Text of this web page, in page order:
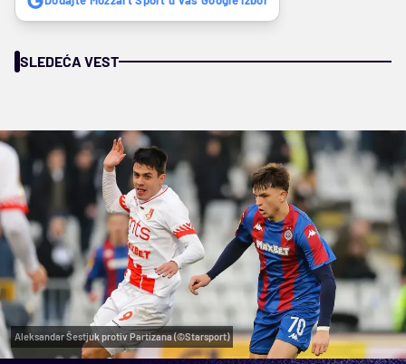
SLEDEĆA VEST
Aleksandar Šestjuk protiv Partizana (©Starsport)